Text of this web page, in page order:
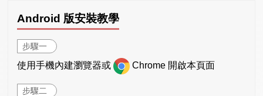
Android 版安裝教學
步驟一
使用手機內建瀏覽器或 Chrome 開啟本頁面
步驟二